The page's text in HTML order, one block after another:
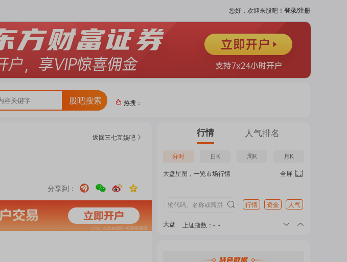
您好，欢迎来股吧！ 登录/注册
股吧搜索
热门
吧
热
热搜：
返回三七互娱吧
分享到：
行情 人气排名
分时 日K 周K 月K
大盘星图，一览市场行情 全屏
行情 资金 人气
大盘 上证指数 ： - -
：- -